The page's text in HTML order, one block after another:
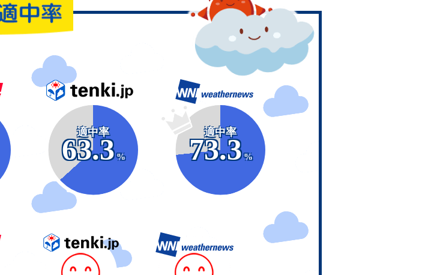
適中率
63.3
%
適中率
73.3
%